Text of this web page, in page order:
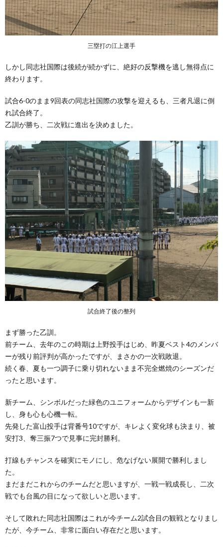
三塁打の江上選手
しかし同志社国際は後続が続かずに、絶好の反撃機を逃し無得点に
終わります。
試合6-0のまま9回表の同志社国際の攻撃を迎えるも、三者凡退に倒
れ試合終了。
乙訓が勝ち、二次戦に進出を決めました。
試合終了後の整列
まず勝った乙訓。
前チーム、去年のこの時期は上野投手はじめ、昨夏ベスト4のメンバ
ーが残り前評判が高かったですが、まさかの一次戦敗退。
続く春、夏も一つ調子に乗り切れないまま不完全燃焼のシーズンだ
ったと思います。
新チーム、シンボルだった緑色のユニフォームからデザインも一新
し、身も心も心機一転。
先発した富山投手は背番号10ですが、キレよく変化球も決まり、被
安打3、奪三振7つで見事に完封勝利。
打線もチャンスを確実にモノにし、危なげない展開で勝利しまし
た。
まだまだこれからのチームだと思いますが、一戦一戦成長し、二次
戦でも台風の目になって欲しいと思います。
そして敗れた同志社国際はこれが今チーム2試合目の観戦となりまし
たが、今チーム、非常に面白い存在だと思います。